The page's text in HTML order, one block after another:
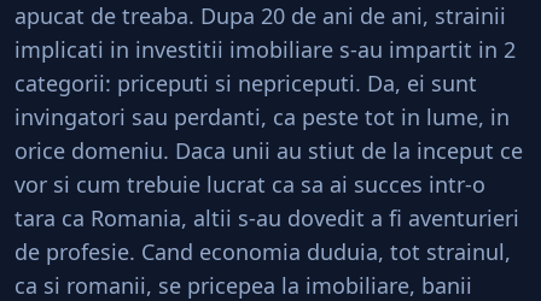
apucat de treaba. Dupa 20 de ani de ani, strainii
implicati in investitii imobiliare s-au impartit in 2
categorii: priceputi si nepriceputi. Da, ei sunt
invingatori sau perdanti, ca peste tot in lume, in
orice domeniu. Daca unii au stiut de la inceput ce
vor si cum trebuie lucrat ca sa ai succes intr-o
tara ca Romania, altii s-au dovedit a fi aventurieri
de profesie. Cand economia duduia, tot strainul,
ca si romanii, se pricepea la imobiliare, banii